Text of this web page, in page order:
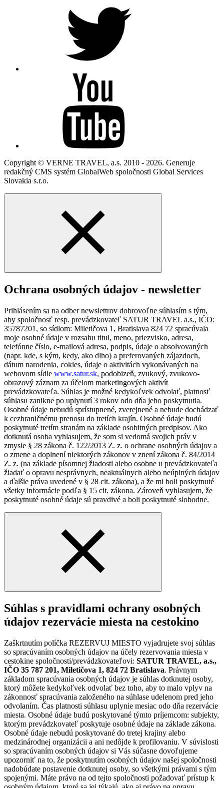
Copyright © VERNE TRAVEL, a.s. 2010 - 2026. Generuje
redakčný CMS systém GlobalWeb spoločnosti Global Services
Slovakia s.r.o.
Ochrana osobných údajov - newsletter
Prihlásením sa na odber newslettrov dobrovoľne súhlasím s tým,
aby spoločnosť resp. prevádzkovateľ SATUR TRAVEL a.s., IČO:
35787201, so sídlom: Miletičova 1, Bratislava 824 72 spracúvala
moje osobné údaje v rozsahu titul, meno, priezvisko, adresa,
telefónne číslo, e-mailová adresa, podpis, údaje o absolvovaných
(napr. kde, s kým, kedy, ako dlho) a preferovaných zájazdoch,
dátum narodenia, cokies, údaje o aktivitách vykonávaných na
webovom sídle www.satur.sk, podobizeň, zvukový, zvukovo-
obrazový záznam za účelom marketingových aktivít
prevádzkovateľa. Súhlas je možné kedykoľvek odvolať, platnosť
súhlasu zanikne po uplynutí 3 rokov odo dňa jeho poskytnutia.
Osobné údaje nebudú sprístupnené, zverejnené a nebude dochádzať
k cezhraničnému prenosu do tretích krajín. Osobné údaje budú
poskytnuté tretím stranám na základe osobitných predpisov. Ako
dotknutá osoba vyhlasujem, že som si vedomá svojich práv v
zmysle § 28 zákona č. 122/2013 Z. z. o ochrane osobných údajov a
o zmene a doplnení niektorých zákonov v znení zákona č. 84/2014
Z. z. (na základe písomnej žiadosti alebo osobne u prevádzkovateľa
žiadať o opravu nesprávnych, neaktuálnych alebo neúplných údajov
a ďalšie práva uvedené v § 28 cit. zákona), a že mi boli poskytnuté
všetky informácie podľa § 15 cit. zákona. Zároveň vyhlasujem, že
poskytnuté osobné údaje sú pravdivé a boli poskytnuté slobodne.
Súhlas s pravidlami ochrany osobných
údajov rezervácie miesta na cestokino
Zaškrtnutím políčka REZERVUJ MIESTO vyjadrujete svoj súhlas
so spracúvaním osobných údajov na účely rezervovania miesta v
cestokine spoločnosti/prevádzkovateľovi: SATUR TRAVEL, a.s.,
IČO 35 787 201, Miletičova 1, 824 72 Bratislava. Právnym
základom spracúvania osobných údajov je súhlas dotknutej osoby,
ktorý môžete kedykoľvek odvolať bez toho, aby to malo vplyv na
zákonnosť spracúvania založeného na súhlase udelenom pred jeho
odvolaním. Čas platnosti súhlasu uplynie mesiac odo dňa rezervácie
miesta. Osobné údaje budú poskytované týmto príjemcom: subjekty,
ktorým prevádzkovateľ poskytuje osobné údaje na základe zákona.
Osobné údaje nebudú poskytované do tretej krajiny alebo
medzinárodnej organizácii a ani nedôjde k profilovaniu. V súvislosti
so spracúvaním osobných údajov si Vás súčasne dovoľujeme
upozorniť na to, že poskytnutím osobných údajov našej spoločnosti
nadobúdate postavenie dotknutej osoby, so všetkými právami s tým
spojenými. Máte právo na od tejto spoločnosti požadovať prístup k